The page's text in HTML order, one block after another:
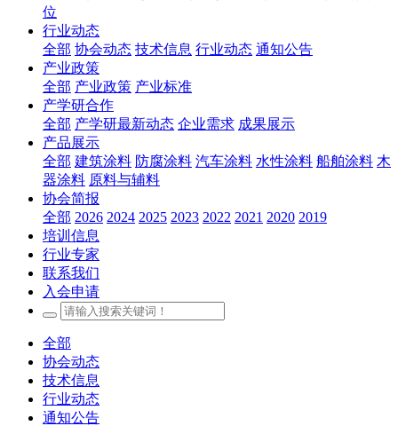
位
行业动态
全部 协会动态 技术信息 行业动态 通知公告
产业政策
全部 产业政策 产业标准
产学研合作
全部 产学研最新动态 企业需求 成果展示
产品展示
全部 建筑涂料 防腐涂料 汽车涂料 水性涂料 船舶涂料 木
器涂料 原料与辅料
协会简报
全部 2026 2024 2025 2023 2022 2021 2020 2019
培训信息
行业专家
联系我们
入会申请
全部
协会动态
技术信息
行业动态
通知公告